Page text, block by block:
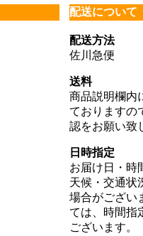
配送について
配送方法
佐川急便
送料
商品説明欄内
ておりますの
認をお願い致
日時指定
お届け日・時
天候・交通状
場合がござい
ては、時間指
ございます。